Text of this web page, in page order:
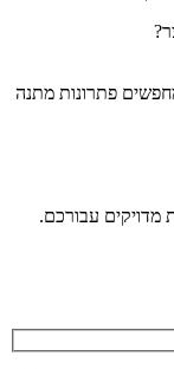
פתרונות מתנה
מדויקים עבורכם.